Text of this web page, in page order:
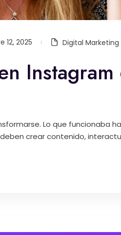
12, 2025 Digital Marketing
Lo que funcionaba
crear contenido,